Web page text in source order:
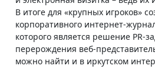
В итоге для «крупных игроков»
корпоративного интернет-
которого является решение PR-
перерождения веб-
можно найти и в иркутском